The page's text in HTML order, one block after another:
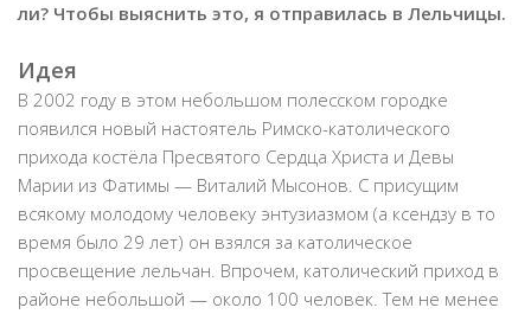
ли? Чтобы выяснить это, я отправилась в Лельчицы.
Идея
В 2002 году в этом небольшом полесском городке
появился новый настоятель Римско-католического
прихода костёла Пресвятого Сердца Христа и Девы
Марии из Фатимы — Виталий Мысонов. С присущим
всякому молодому человеку энтузиазмом (а ксендзу в то
время было 29 лет) он взялся за католическое
просвещение лельчан. Впрочем, католический приход в
районе небольшой — около 100 человек. Тем не менее